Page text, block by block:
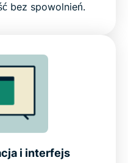
bez spowolnień.
i interfejs